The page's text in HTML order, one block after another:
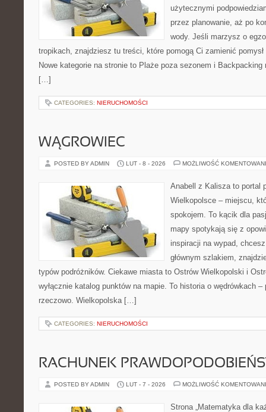
użytecznymi
przez planowanie, aż po
wody. Jeśli marzysz o
tropikach, znajdziesz tu treści, które pomogą Ci zamienić
Nowe kategorie na stronie to Plaże poza sezonem i Backpacking
[…]
CATEGORIES: NIERUCHOMOŚCI
WĄGROWIEC
POSTED BY ADMIN LUT - 8 - 2026 MOŻLIWOŚĆ
Anabell z Kalisza to portal
Wielkopolsce – miejscu,
spokojem. To kącik dla
mapy spotykają się z
inspiracji na wypad,
głównym szlakiem,
typów podróżników. Ciekawe miasta to Ostrów Wielkopolski i
wyłącznie katalog punktów na mapie. To historia o wędrówkach
rzeczowo. Wielkopolska […]
CATEGORIES: NIERUCHOMOŚCI
RACHUNEK
POSTED BY ADMIN LUT - 7 - 2026 MOŻLIWOŚĆ
Strona „Matematyka dla